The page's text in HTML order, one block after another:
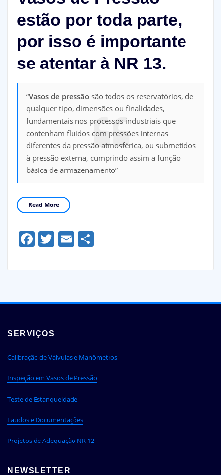
estão por toda parte,
por isso é importante
se atentar à NR 13.
“Vasos de pressão são todos os reservatórios, de
qualquer tipo, dimensões ou finalidades,
fundamentais nos processos industriais que
contenham fluidos com pressões internas
diferentes da pressão atmosférica, ou submetidos
à pressão externa, cumprindo assim a função
básica de armazenamento”
Read More
Facebook
Twitter
EmailShare
SERVIÇOS
Calibração de Válvulas e Manômetros
Inspeção em Vasos de Pressão
Teste de Estanqueidade
Laudos e Documentações
Projetos de Adequação NR 12
NEWSLETTER